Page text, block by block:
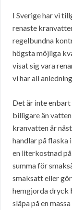
I Sverige har vi
renaste
regelbundna
högsta möjliga
visat sig vara
vi har all
Det är inte
billigare än
kranvatten är
handlar på flaska
en literkostnad
summa för
smaksatt eller
hemgjorda dryck
släpa på en